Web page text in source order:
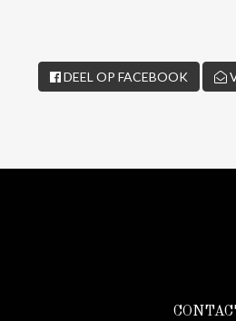
DEEL OP FACEBOOK